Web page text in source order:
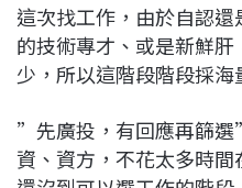
這次找工作，由於自認
的技術專才、或是新鮮
少，所以這階段階段採海
”先廣投，有回應再篩
資、資方，不花太多時